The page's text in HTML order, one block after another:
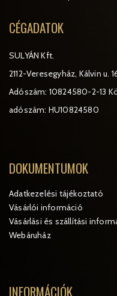
CÉGADATOK
SULYÁN Kft.
2112-Veresegyház, Kálvin u.
Adószám: 10824580-2-13
adószám: HU10824580
DOKUMENTUMOK
Adatkezelési tájékoztató
Vásárlói információ
Vásárlási és szállítási
Webáruház
INFORMÁCIÓK